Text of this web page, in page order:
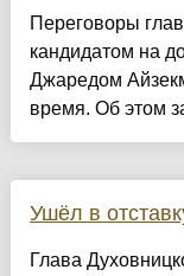
Переговоры
кандидатом на
Джаредом
время. Об этом
Ушёл в
Глава